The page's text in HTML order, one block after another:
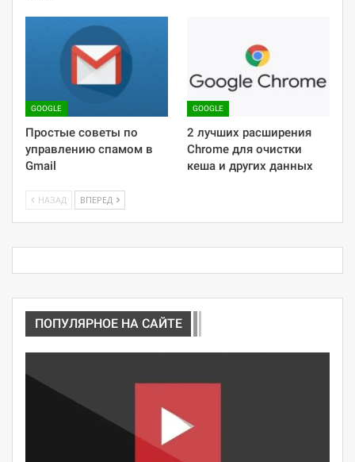
GOOGLE
Простые советы по
управлению спамом в
Gmail
GOOGLE
2 лучших расширения
Chrome для очистки
кеша и других данных
НАЗАД ВПЕРЕД
ПОПУЛЯРНОЕ НА САЙТЕ